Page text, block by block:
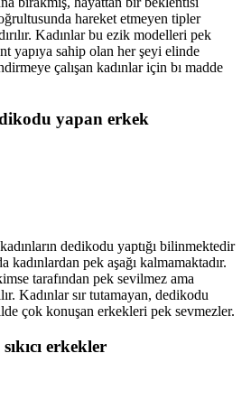
hareket etmeyen tipler
Kadınlar bu ezik modelleri pek
yapıya sahip olan her şeyi elinde
çalışan kadınlar için bı madde
yapan erkek
dedikodu yaptığı bilinmektedir
kadınlardan pek aşağı kalmamaktadır.
tarafından pek sevilmez ama
Kadınlar sır tutamayan, dedikodu
çok konuşan erkekleri pek sevmezler.
erkekler